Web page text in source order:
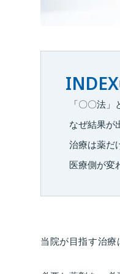
INDEX
「〇〇法
なぜ結果が
治療は薬だ
医療側が変
当院が目指す治療